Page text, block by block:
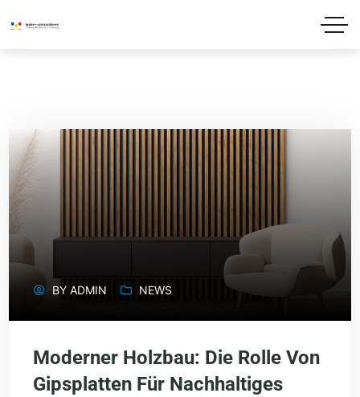
BYADMIN NEWS
Moderner Holzbau: Die Rolle Von
Gipsplatten Für Nachhaltiges